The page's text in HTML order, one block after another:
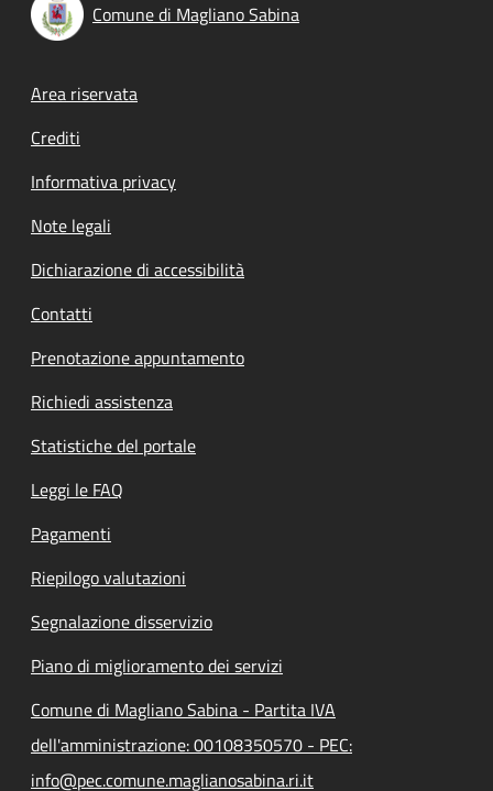
Comune di Magliano Sabina
Footer menu
Area riservata
Crediti
Informativa privacy
Note legali
Dichiarazione di accessibilità
Contatti
Prenotazione appuntamento
Richiedi assistenza
Statistiche del portale
Leggi le FAQ
Pagamenti
Riepilogo valutazioni
Segnalazione disservizio
Piano di miglioramento dei servizi
Comune di Magliano Sabina - Partita IVA
dell'amministrazione: 00108350570 - PEC:
info@pec.comune.maglianosabina.ri.it